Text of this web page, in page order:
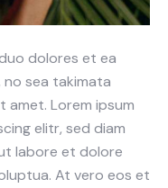
dolores et ea
sea takimata
amet. Lorem ipsum
elitr, sed diam
labore et dolore
At vero eos et